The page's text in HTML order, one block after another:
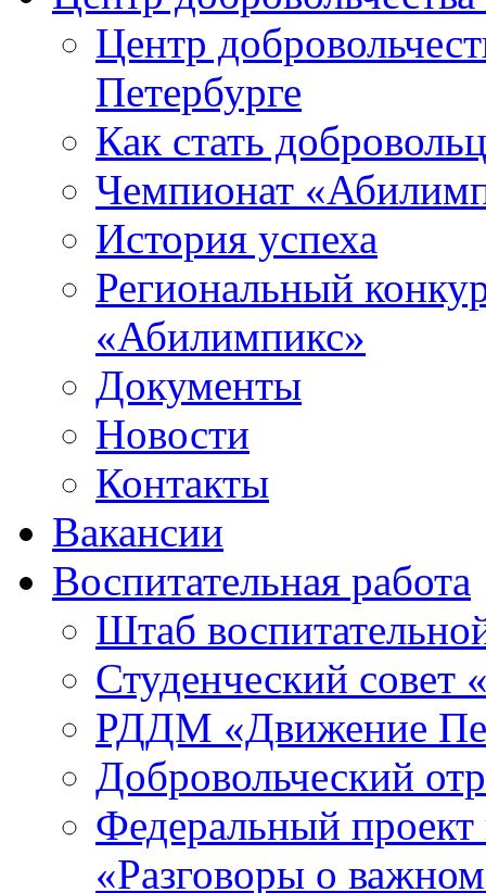
Центр
Петербурге
Как стать
Чемпионат
История успеха
Региональный
«Абилимпикс»
Документы
Новости
Контакты
Вакансии
Воспитательная работа
Штаб
Студенческий совет
РДДМ «Движение
Добровольческий
Федеральный
«Разговоры о